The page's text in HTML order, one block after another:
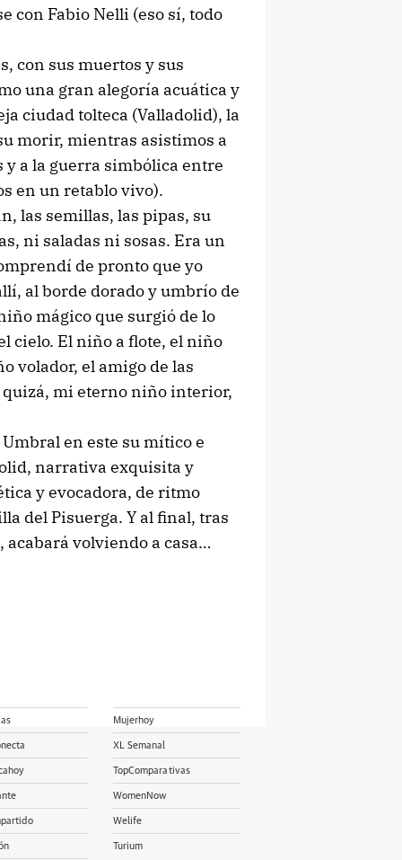
con Fabio Nelli (eso sí, todo
con sus muertos y sus
una gran alegoría acuática y
ciudad tolteca (Valladolid), la
morir, mientras asistimos a
a la guerra simbólica entre
en un retablo vivo).
las semillas, las pipas, su
ni saladas ni sosas. Era un
de pronto que yo
al borde dorado y umbrío de
mágico que surgió de lo
cielo. El niño a flote, el niño
volador, el amigo de las
quizá, mi eterno niño interior,
en este su mítico e
narrativa exquisita y
y evocadora, de ritmo
del Pisuerga. Y al final, tras
acabará volviendo a casa…
Mujerhoy
XL Semanal
TopComparativas
WomenNow
Welife
Turium